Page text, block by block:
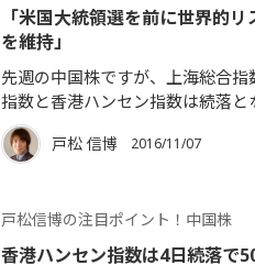
「米国大統領選を前に世界的
を維持」
先週の中国株ですが、上海総合
指数と香港ハンセン指数は続落と
戸松 信博 2016/11/07
戸松信博の注目ポイント！中国株
香港ハンセン指数は4日続落で